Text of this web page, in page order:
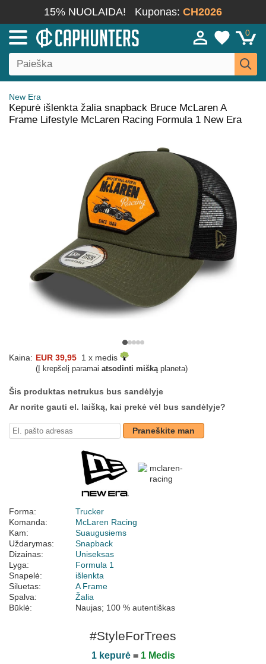
15% NUOLAIDA! Kuponas: CH2026
0
New Era
Kepurė išlenkta žalia snapback Bruce McLaren A
Frame Lifestyle McLaren Racing Formula 1 New Era
Kaina: EUR 39,95 1 x medis
(Į krepšelį paramai atsodinti miškąplaneta)
Šis produktas netrukus bus sandėlyje
Ar norite gauti el. laišką, kai prekė vėl bus sandėlyje?
Praneškite man
Forma:
Trucker
Komanda:
McLaren Racing
Kam:
Suaugusiems
Uždarymas:
Snapback
Dizainas:
Uniseksas
Lyga:
Formula 1
Snapelė:
išlenkta
Siluetas:
A Frame
Spalva:
Žalia
Būklė:
Naujas; 100 % autentiškas
#StyleForTrees
1 kepurė= 1 Medis